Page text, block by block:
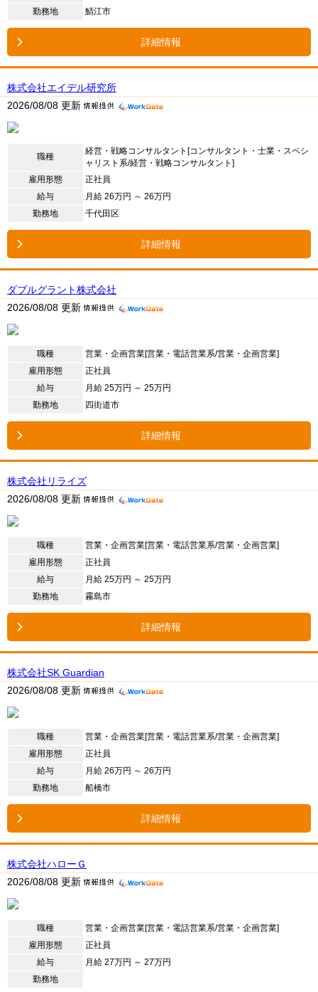
勤務地
鯖江市
詳細情報
株式会社エイデル研究所
2026/08/08 更新
職種
経営・戦略コンサルタント[コンサルタント・士業・スペシ
ャリスト系/経営・戦略コンサルタント]
雇用形態
正社員
給与
月給 26万円 ～ 26万円
勤務地
千代田区
詳細情報
ダブルグラント株式会社
2026/08/08 更新
職種
営業・企画営業[営業・電話営業系/営業・企画営業]
雇用形態
正社員
給与
月給 25万円 ～ 25万円
勤務地
四街道市
詳細情報
株式会社リライズ
2026/08/08 更新
職種
営業・企画営業[営業・電話営業系/営業・企画営業]
雇用形態
正社員
給与
月給 25万円 ～ 25万円
勤務地
霧島市
詳細情報
株式会社SK Guardian
2026/08/08 更新
職種
営業・企画営業[営業・電話営業系/営業・企画営業]
雇用形態
正社員
給与
月給 26万円 ～ 26万円
勤務地
船橋市
詳細情報
株式会社ハローＧ
2026/08/08 更新
職種
営業・企画営業[営業・電話営業系/営業・企画営業]
雇用形態
正社員
給与
月給 27万円 ～ 27万円
勤務地